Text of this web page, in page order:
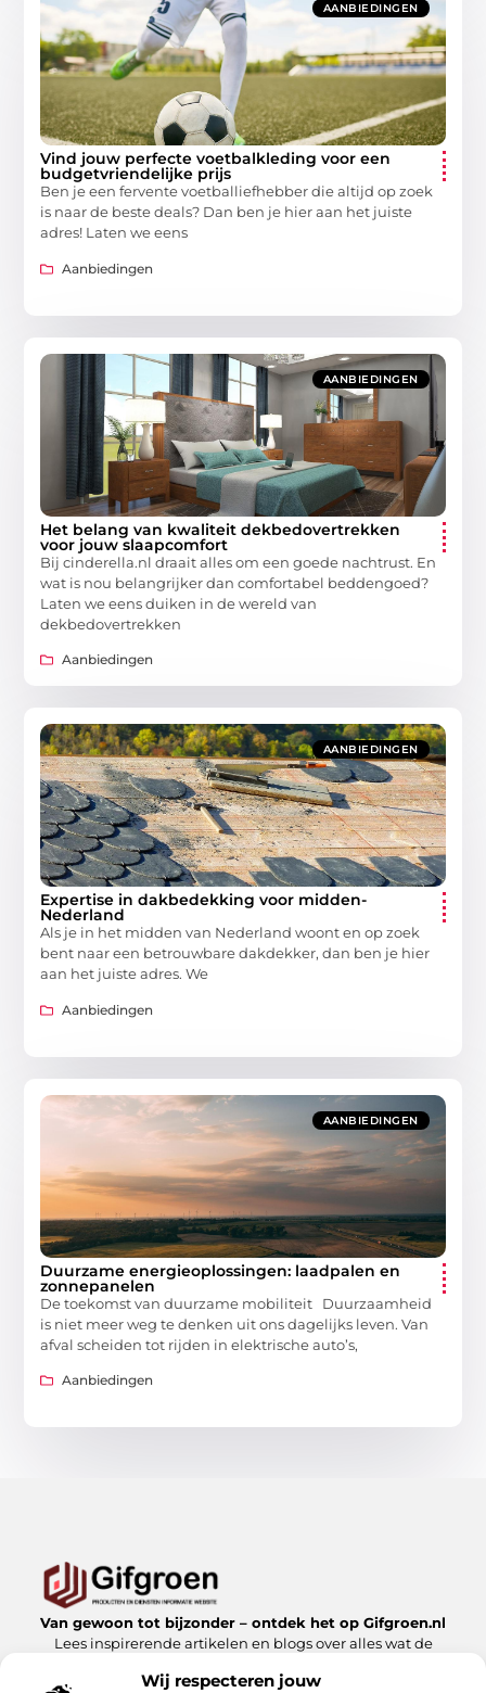
Wij respecteren jouw
AANBIEDINGEN
Vind jouw perfecte voetbalkleding voor een
budgetvriendelijke prijs
Ben je een fervente voetballiefhebber die altijd op zoek
is naar de beste deals? Dan ben je hier aan het juiste
adres! Laten we eens
Aanbiedingen
AANBIEDINGEN
Het belang van kwaliteit dekbedovertrekken
voor jouw slaapcomfort
Bij cinderella.nl draait alles om een goede nachtrust. En
wat is nou belangrijker dan comfortabel beddengoed?
Laten we eens duiken in de wereld van
dekbedovertrekken
Aanbiedingen
AANBIEDINGEN
Expertise in dakbedekking voor midden-
Nederland
Als je in het midden van Nederland woont en op zoek
bent naar een betrouwbare dakdekker, dan ben je hier
aan het juiste adres. We
Aanbiedingen
AANBIEDINGEN
Duurzame energieoplossingen: laadpalen en
zonnepanelen
De toekomst van duurzame mobiliteit Duurzaamheid
is niet meer weg te denken uit ons dagelijks leven. Van
afval scheiden tot rijden in elektrische auto’s,
Aanbiedingen
Van gewoon tot bijzonder – ontdek het op Gifgroen.nl
Lees inspirerende artikelen en blogs over alles wat de